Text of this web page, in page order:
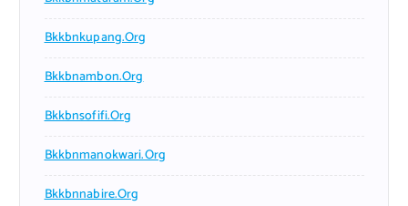
Bkkbnkupang.org
Bkkbnambon.org
Bkkbnsofifi.org
Bkkbnmanokwari.org
Bkkbnnabire.org